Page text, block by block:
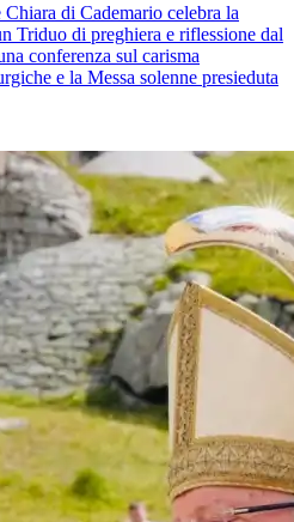
di Cademario celebra la
Triduo di preghiera e riflessione dal
conferenza sul carisma
e la Messa solenne presieduta